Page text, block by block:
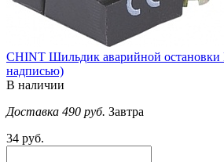
CHINT Шильдик аварийной остановки
надписью)
В наличии
Доставка 490 руб. Завтра
34 руб.